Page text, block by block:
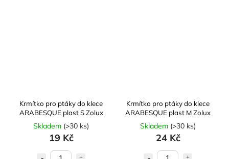
Krmítko pro ptáky do klece
ARABESQUE plast S Zolux
Skladem (>30 ks)
19 Kč
Krmítko pro ptáky do klece
ARABESQUE plast M Zolux
Skladem (>30 ks)
24 Kč